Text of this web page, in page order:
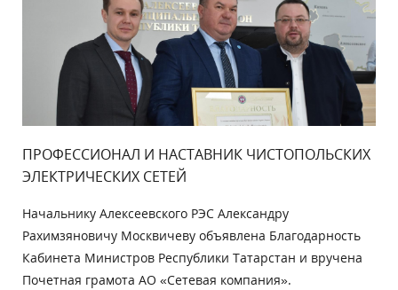
ПРОФЕССИОНАЛ И НАСТАВНИК ЧИСТОПОЛЬСКИХ
ЭЛЕКТРИЧЕСКИХ СЕТЕЙ
Начальнику Алексеевского РЭС Александру
Рахимзяновичу Москвичеву объявлена Благодарность
Кабинета Министров Республики Татарстан и вручена
Почетная грамота АО «Сетевая компания».